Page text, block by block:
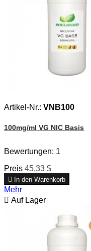
Artikel-Nr.: VNB100
100mg/ml VG NIC Basis
Bewertungen: 1
Preis 45,33 $
 In den Warenkorb
Mehr
 Auf Lager